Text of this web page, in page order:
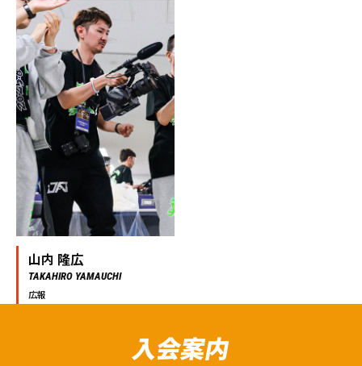
山内 隆広
TAKAHIRO YAMAUCHI
広報
入会案内